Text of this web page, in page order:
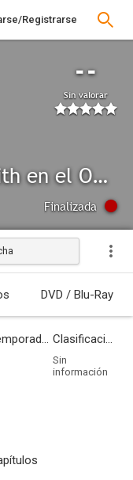
Registrarse
--
Sin valorar
Mosca y Smith en el Once
Finalizada
DVD / Blu-Ray
Temporadas Clasificación por edades
Sin
información